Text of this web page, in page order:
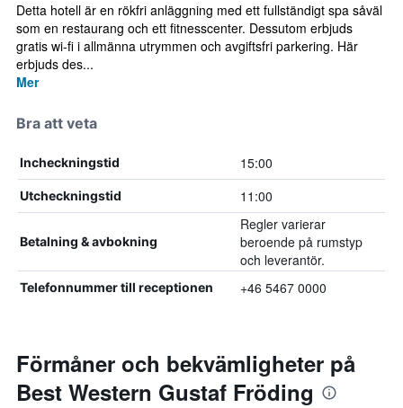
Detta hotell är en rökfri anläggning med ett fullständigt spa såväl
som en restaurang och ett fitnesscenter. Dessutom erbjuds
gratis wi-fi i allmänna utrymmen och avgiftsfri parkering. Här
erbjuds des...
Mer
Bra att veta
Incheckningstid 15:00
Utcheckningstid 11:00
Betalning & avbokning
Regler varierar
beroende på rumstyp
och leverantör.
Telefonnummer till receptionen +46 5467 0000
Förmåner och bekvämligheter på
Best Western Gustaf Fröding